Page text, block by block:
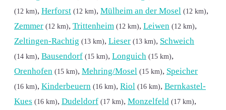
(12 km), Herforst (12 km), Mülheim an der Mosel (12 km),
Zemmer (12 km), Trittenheim (12 km), Leiwen (12 km),
Zeltingen-Rachtig (13 km), Lieser (13 km), Schweich
(14 km), Bausendorf (15 km), Longuich (15 km),
Orenhofen (15 km), Mehring/Mosel (15 km), Speicher
(16 km), Kinderbeuern (16 km), Riol (16 km), Bernkastel-
Kues (16 km), Dudeldorf (17 km), Monzelfeld (17 km),